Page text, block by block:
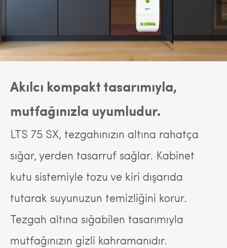
Akılcı kompakt tasarımıyla,
mutfağınızla uyumludur.
LTS 75 SX, tezgahınızın altına rahatça
sığar, yerden tasarruf sağlar. Kabinet
kutu sistemiyle tozu ve kiri dışarıda
tutarak suyunuzun temizliğini korur.
Tezgah altına sığabilen tasarımıyla
mutfağınızın gizli kahramanıdır.